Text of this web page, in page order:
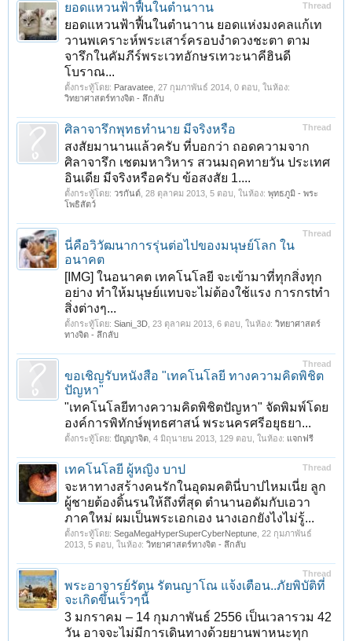
Thread
ยอดแหวนฟ้าฟื้นในตำนาาน
ยอดแหวนฟ้าฟื้นในตำนาาน ยอดแห่งมงคลแก้เท
วานพเคราะห์พระเสาร์ครอบงำดวงชะตา ตาม
จารึกในคัมภีร์พระเวทอักษรเทวะนาคีฮินดี
โบราณ...
ตั้งกระทู้โดย: Paravatee 27 กุมภาพันธ์ 2014 , 0 ตอบ, ในห้อง:
วิทยาศาสตร์ทางจิต - ลึกลับ
Thread
ศิลาจารึกพุทธทำนาย มีจริงหรือ
สงสัยมานานแล้วครับ ที่บอกว่า ถอดความจาก
ศิลาจารึก เชตมหาวิหาร สวนมฤคทายวัน ประเทศ
อินเดีย มีจริงหรือครับ ข้อสงสัย 1....
ตั้งกระทู้โดย: วรกันต์ 28 ตุลาคม 2013 , 5 ตอบ, ในห้อง: พุทธภูมิ - พระ
โพธิสัตว์
Thread
นี่คือวิวัฒนาการรุ่นต่อไปของมนุษย์โลก ใน
อนาคต
[IMG] ในอนาคต เทคโนโลยี จะเข้ามาที่ทุกสิ่งทุก
อย่าง ทำให้มนุษย์แทบจะไม่ต้องใช้แรง การกรtทำ
สิ่งต่างๆ...
ตั้งกระทู้โดย: Siani_3D 23 ตุลาคม 2013 , 6 ตอบ, ในห้อง: วิทยาศาสตร์
ทางจิต - ลึกลับ
Thread
ขอเชิญรับหนังสือ "เทคโนโลยี ทางความคิดพิชิต
ปัญหา"
"เทคโนโลยีทางความคิดพิชิตปัญหา" จัดพิมพ์โดย
องค์การพิทักษ์พุทธศาสน์ พระนครศรีอยุธยา...
ตั้งกระทู้โดย: ปัญญาจิต 4 มิถุนายน 2013 , 129 ตอบ, ในห้อง: แจกฟรี
Thread
เทคโนโลยี ผู้หญิง บาป
จะหาทางสร้างคนรักในอุดมคตินี่บาปไหมเนี่ย ลูก
ผู้ชายต้องดิ้นรนให้ถึงที่สุด ตำนานอดัมกับเอวา
ภาคใหม่ ผมเป็นพระเอกเอง นางเอกยังไงไม่รู้...
ตั้งกระทู้โดย: SegaMegaHyperSuperCyberNeptune 22 กุมภาพันธ์
2013 , 5 ตอบ, ในห้อง: วิทยาศาสตร์ทางจิต - ลึกลับ
Thread
พระอาจารย์รัตน รัตนญาโณ แจ้งเตือน..ภัยพิบัติที่
จะเกิดขึ้นเร็วๆนี้
3 มกราคม – 14 กุมภาพันธ์ 2556 เป็นเวลารวม 42
วัน อาจจะไม่มีการเดินทางด้วยยานพาหนะทุก